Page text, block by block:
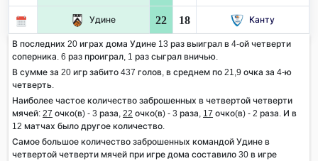
Удине 22 18 Канту
В последних 20 играх дома Удине 13 раз выиграл в 4-ой четверти
соперника. 6 раз проиграл, 1 раз сыграл вничью.
В сумме за 20 игр забито 437 голов, в среднем по 21,9 очка за 4-ю
четверть.
Наиболее частое количество заброшенных в четвертой четверти
мячей: 27 очко(в) - 3 раза, 22 очко(в) - 3 раза, 17 очко(в) - 2 раза. И в
12 матчах было другое количество.
Самое большое количество заброшенных командой Удине в
четвертой четверти мячей при игре дома составило 30 в игре